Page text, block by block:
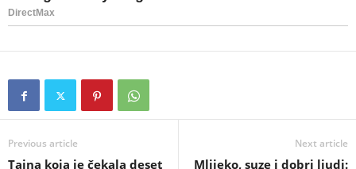
Previous article
Tajna koja je čekala deset
Next article
Mlijeko, suze i dobri ljudi: